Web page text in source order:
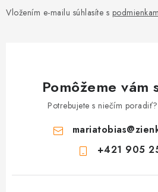
Vložením e-mailu súhlasíte s
Pomôžeme vám
Potrebujete s niečím
mariatobias@
+421 905